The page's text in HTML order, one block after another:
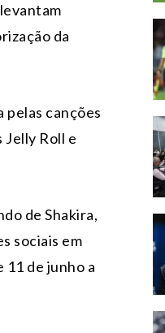
da
pelas canções
Jelly Roll e
de Shakira,
sociais em
11 de junho a